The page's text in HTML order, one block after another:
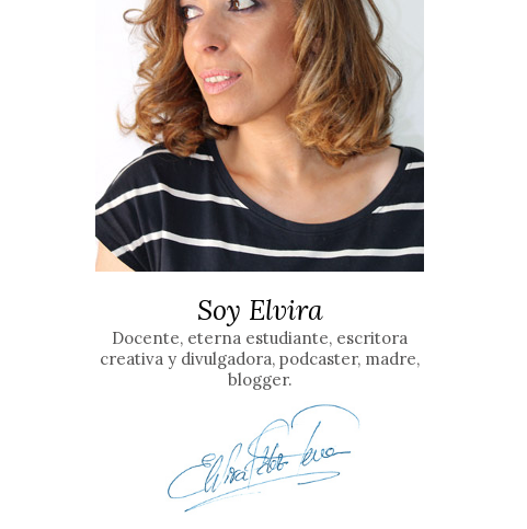
Soy Elvira
Docente, eterna estudiante, escritora
creativa y divulgadora, podcaster, madre,
blogger.